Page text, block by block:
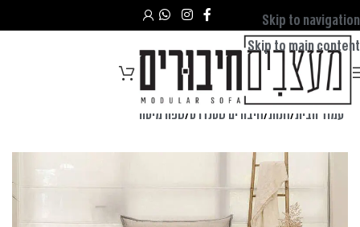
Skip to navigation
Skip to main content
עמוד הבית/חנות/חיבורים סטנדרט/ספה מיטה